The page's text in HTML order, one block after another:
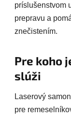
príslušenstvom
prepravu a
znečistením.
Pre koho
slúži
Laserový
pre